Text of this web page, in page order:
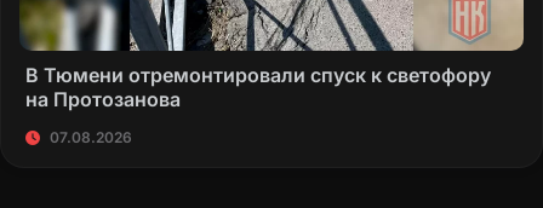
В Тюмени отремонтировали спуск к светофору
на Протозанова
07.08.2026